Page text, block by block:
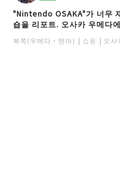
"Nintendo OSAKA"가 너무
숍을 리포트. 오사카 우메다
북쪽(우메다・텐마) 쇼핑 오사